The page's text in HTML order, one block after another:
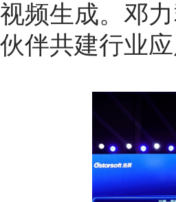
视频生成。邓
伙伴共建行业应